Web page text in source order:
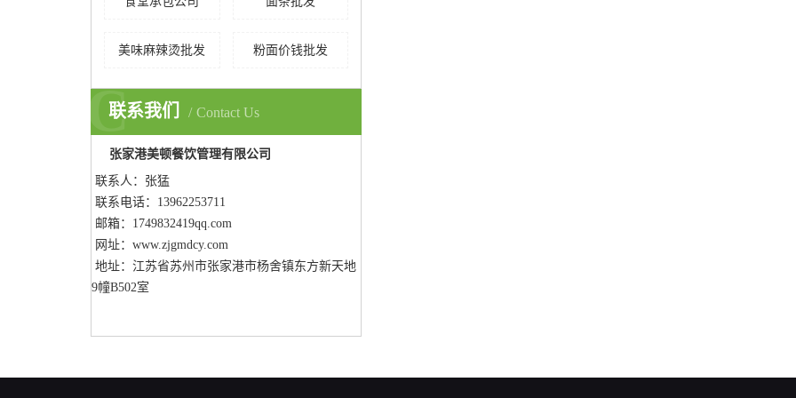
美味麻辣烫批发 粉面价钱批发
联系我们 Contact Us
C
张家港美顿餐饮管理有限公司
联系人：张猛
联系电话：13962253711
邮箱：1749832419qq.com
网址：www.zjgmdcy.com
地址： 江苏省苏州市张家港市杨舍镇东方新天地
9幢B502室